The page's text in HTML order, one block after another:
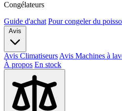
Congélateurs
Guide d'achat Pour congeler du
Avis Climatiseurs Avis Machines à
À propos En stock